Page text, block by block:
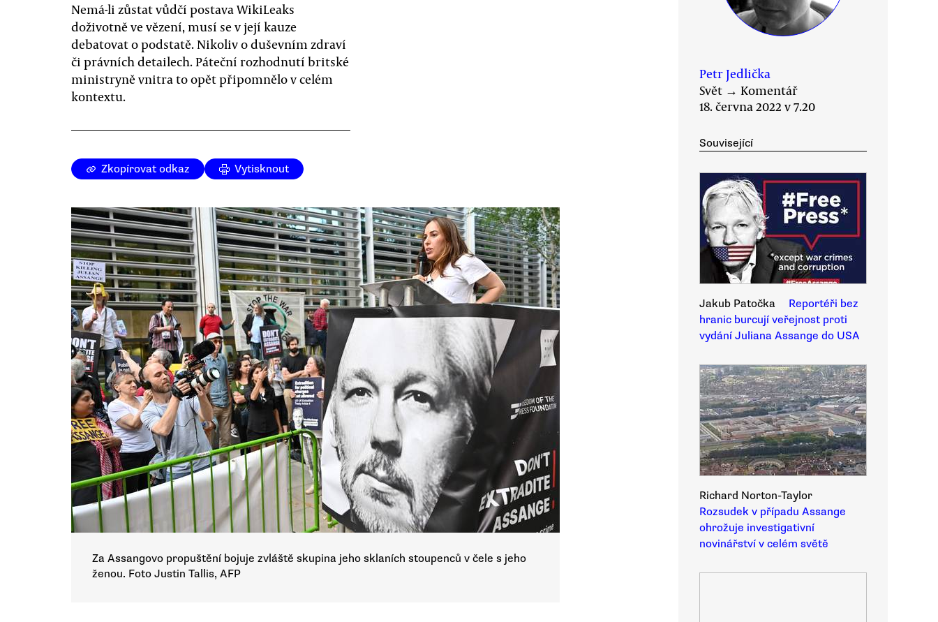
Nemá-li zůstat vůdčí postava WikiLeaks
doživotně ve vězení, musí se v její kauze
debatovat o podstatě. Nikoliv o duševním zdraví
či právních detailech. Páteční rozhodnutí britské
ministryně vnitra to opět připomnělo v celém
kontextu.
Zkopírovat odkaz Vytisknout
Za Assangovo propuštění bojuje zvláště skupina jeho sklaních stoupenců v čele s jeho
ženou. Foto Justin Tallis, AFP
Petr Jedlička
Svět → Komentář
18. června 2022 v 7.20
Související
Jakub Patočka
Reportéři bez
hranic burcují veřejnost proti
vydání Juliana Assange do USA
Richard Norton-Taylor
Rozsudek v případu Assange
ohrožuje investigativní
novinářství v celém světě